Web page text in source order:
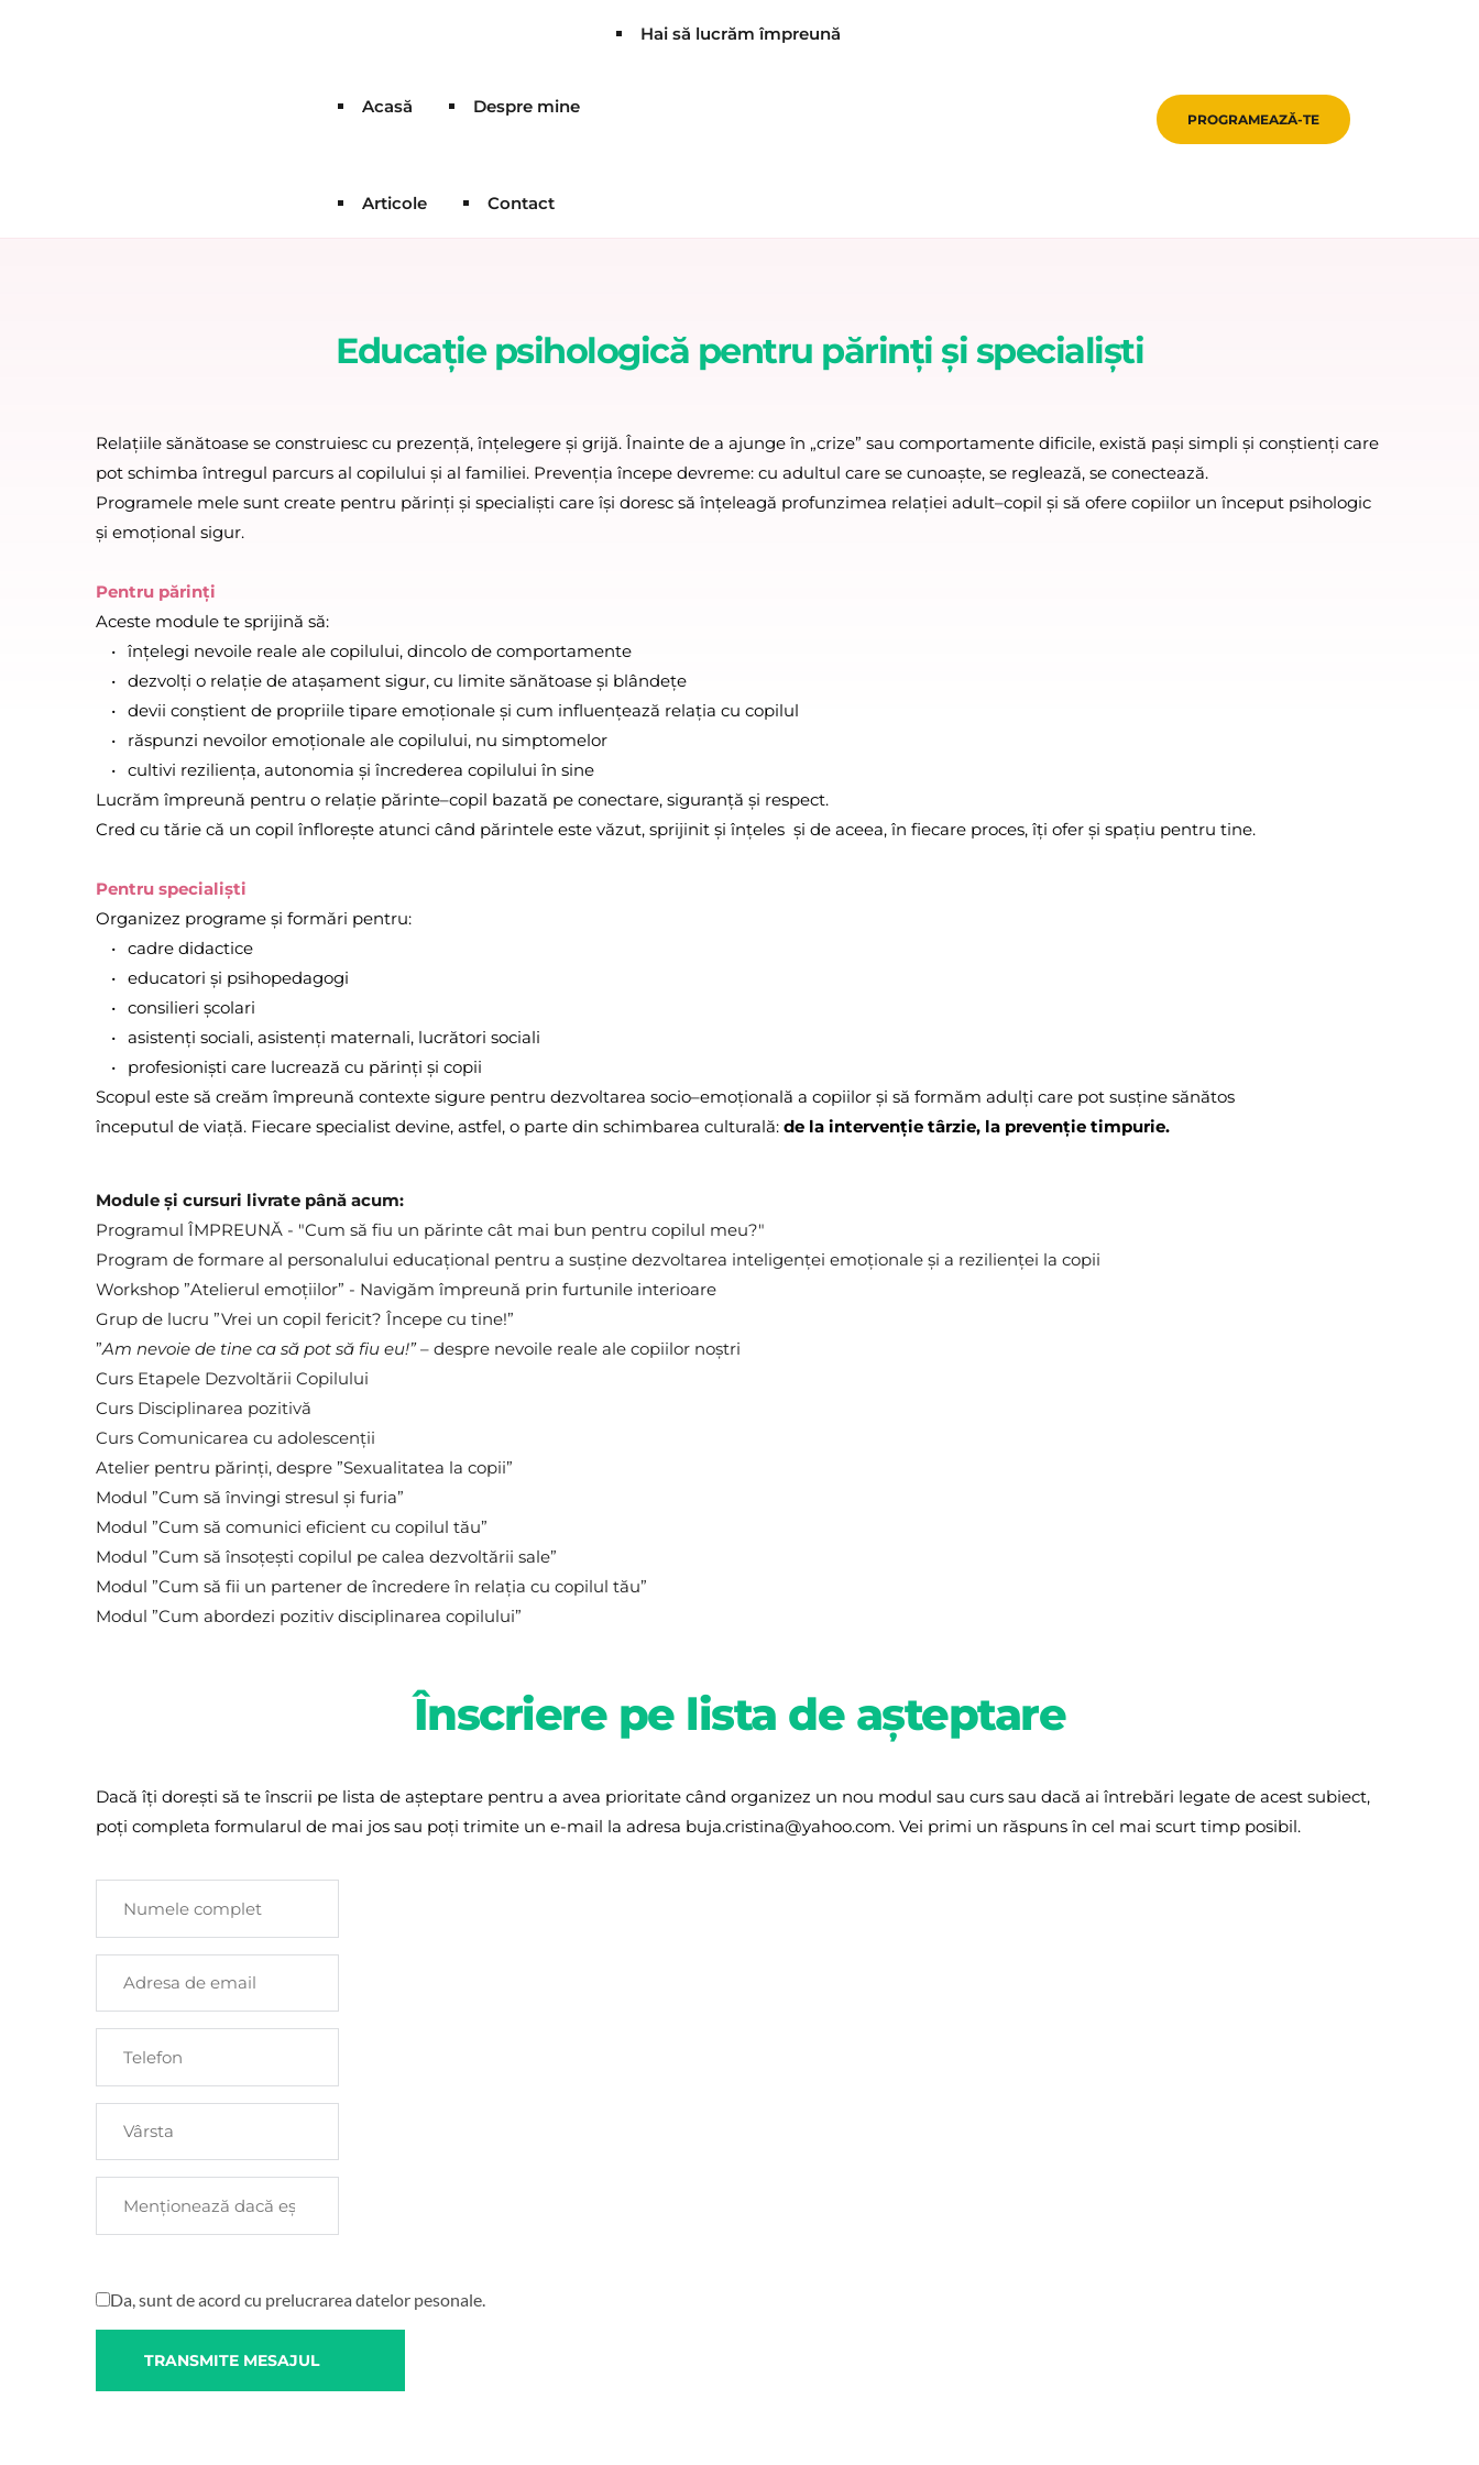
Acasă Despre mine
Hai să lucrăm împreună
Articole Contact
PROGRAMEAZĂ-TE
Educație psihologică pentru părinți și specialiști
Relațiile sănătoase se construiesc cu prezență, înțelegere și grijă. Înainte de a ajunge în „crize” sau comportamente dificile, există pași simpli și conștienți care
pot schimba întregul parcurs al copilului și al familiei. Prevenția începe devreme: cu adultul care se cunoaște, se reglează, se conectează.
Programele mele sunt create pentru părinți și specialiști care își doresc să înțeleagă profunzimea relației adult–copil și să ofere copiilor un început psihologic
și emoțional sigur.
Pentru părinți
Aceste module te sprijină să:
înțelegi nevoile reale ale copilului, dincolo de comportamente
dezvolți o relație de atașament sigur, cu limite sănătoase și blândețe
devii conștient de propriile tipare emoționale și cum influențează relația cu copilul
răspunzi nevoilor emoționale ale copilului, nu simptomelor
cultivi reziliența, autonomia și încrederea copilului în sine
Lucrăm împreună pentru o relație părinte–copil bazată pe conectare, siguranță și respect.
Cred cu tărie că un copil înflorește atunci când părintele este văzut, sprijinit și înțeles  și de aceea, în fiecare proces, îți ofer și spațiu pentru tine.
Pentru specialiști
Organizez programe și formări pentru:
cadre didactice
educatori și psihopedagogi
consilieri școlari
asistenți sociali, asistenți maternali, lucrători sociali
profesioniști care lucrează cu părinți și copii
Scopul este să creăm împreună contexte sigure pentru dezvoltarea socio–emoțională a copiilor și să formăm adulți care pot susține sănătos
începutul de viață. Fiecare specialist devine, astfel, o parte din schimbarea culturală: de la intervenție târzie, la prevenție timpurie.
Module și cursuri livrate până acum:
Programul ÎMPREUNĂ - "Cum să fiu un părinte cât mai bun pentru copilul meu?"
Program de formare al personalului educațional pentru a susține dezvoltarea inteligenței emoționale și a rezilienței la copii
Workshop ”Atelierul emoțiilor” - Navigăm împreună prin furtunile interioare
Grup de lucru ”Vrei un copil fericit? Începe cu tine!”
”Am nevoie de tine ca să pot să fiu eu!” – despre nevoile reale ale copiilor noștri
Curs Etapele Dezvoltării Copilului
Curs Disciplinarea pozitivă
Curs Comunicarea cu adolescenții
Atelier pentru părinți, despre ”Sexualitatea la copii”
Modul ”Cum să învingi stresul și furia”
Modul ”Cum să comunici eficient cu copilul tău”
Modul ”Cum să însoțești copilul pe calea dezvoltării sale”
Modul ”Cum să fii un partener de încredere în relația cu copilul tău”
Modul ”Cum abordezi pozitiv disciplinarea copilului”
Înscriere pe lista de așteptare
Dacă îți dorești să te înscrii pe lista de așteptare pentru a avea prioritate când organizez un nou modul sau curs sau dacă ai întrebări legate de acest subiect,
poți completa formularul de mai jos sau poți trimite un e-mail la adresa buja.cristina@yahoo.com. Vei primi un răspuns în cel mai scurt timp posibil.
Da, sunt de acord cu prelucrarea datelor pesonale.
TRANSMITE MESAJUL